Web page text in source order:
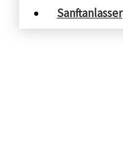
Sanftanlasser